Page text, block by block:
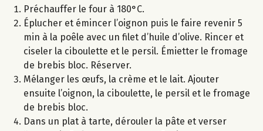
Préchauffer le four à 180°C.
Éplucher et émincer l’oignon puis le faire revenir 5
min à la poêle avec un filet d’huile d’olive. Rincer et
ciseler la ciboulette et le persil. Émietter le fromage
de brebis bloc. Réserver.
Mélanger les œufs, la crème et le lait. Ajouter
ensuite l’oignon, la ciboulette, le persil et le fromage
de brebis bloc.
Dans un plat à tarte, dérouler la pâte et verser